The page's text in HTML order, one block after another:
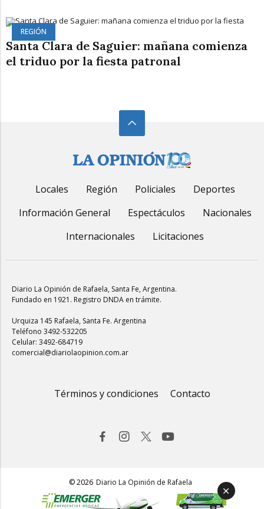
REGIÓN
Santa Clara de Saguier: mañana comienza
el triduo por la fiesta patronal
Locales Región Policiales
Deportes
Información General
Espectáculos
Nacionales
Internacionales
Licitaciones
Diario La Opinión de Rafaela, Santa Fe, Argentina.
Fundado en 1921. Registro DNDA en trámite.
Urquiza 145 Rafaela, Santa Fe. Argentina
Teléfono 3492-532205
Celular: 3492-684719
comercial@diariolaopinion.com.ar
Términos y condiciones Contacto
© 2026 Diario La Opinión de Rafaela